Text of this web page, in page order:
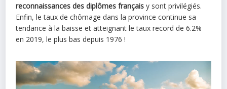
reconnaissances des diplômes français y sont privilégiés.
Enfin, le taux de chômage dans la province continue sa
tendance à la baisse et atteignant le taux record de 6.2%
en 2019, le plus bas depuis 1976 !